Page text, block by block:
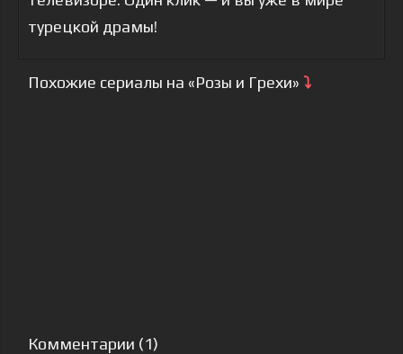
турецкой драмы!
Похожие сериалы на «Розы и Грехи» ⤵
Комментарии (1)